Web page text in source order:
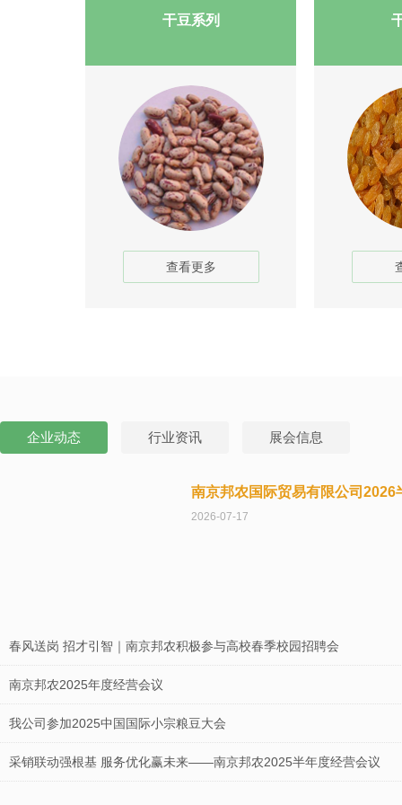
干豆系列
查看更多
企业动态 行业资讯 展会信息
南京邦农国际贸易有限公司2026
2026-07-17
春风送岗 招才引智｜南京邦农积极参与高校春季校园招聘会
南京邦农2025年度经营会议
我公司参加2025中国国际小宗粮豆大会
采销联动强根基 服务优化赢未来——南京邦农2025半年度经营会议